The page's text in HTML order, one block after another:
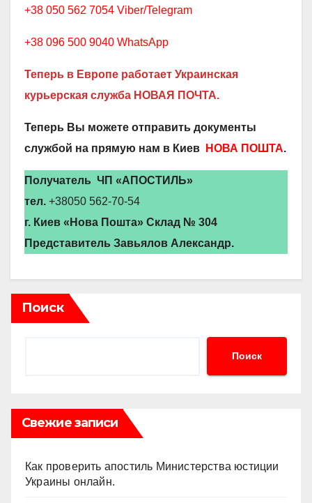
+38 050 562 7054 Viber/Telegram
+38 096 500 9040 WhatsApp
Теперь в Европе работает Украинская
курьерская служба НОВАЯ ПОЧТА.
Теперь Вы можете отправить документы
службой на прямую нам в Киев
НОВА ПОШТА.
Получатель ЧП «АПОСТИЛЬ»
тел. +38050 562-70-54
г. Киев «Нова Пошта» Склад № 304
Представитель Завьялов Александр.
Поиск
Поиск
Свежие записи
Как проверить апостиль Министерства юстиции
Украины онлайн.